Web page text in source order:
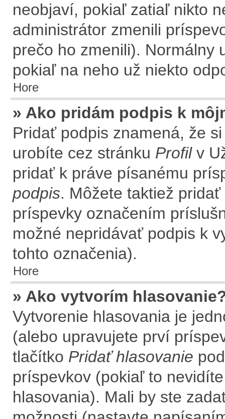
neobjaví, pokiaľ zatiaľ nikto
administrátor zmenili
prečo ho zmenili). Normálny
pokiaľ na neho už niekto
Hore
» Ako pridám podpis k
Pridať podpis znamená, že
urobíte cez stránku Profilv
pridať k práve písanému
podpis. Môžete taktiež
príspevky označením
možné nepridávať podpis k
tohto označenia).
Hore
» Ako vytvorím
Vytvorenie hlasovania je
(alebo upravujete prví
tlačítko Pridať hlasovanie
príspevkov (pokiaľ to
hlasovania). Mali by ste